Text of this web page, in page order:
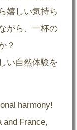
嬉しい気持ち
がら、一杯の
？
い自然体験を
harmony!
France,